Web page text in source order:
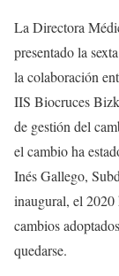
La Directora
presentado la
la colaboración
IIS Biocruces
de gestión del
el cambio ha
Inés Gallego,
inaugural, el 2020
cambios
quedarse.